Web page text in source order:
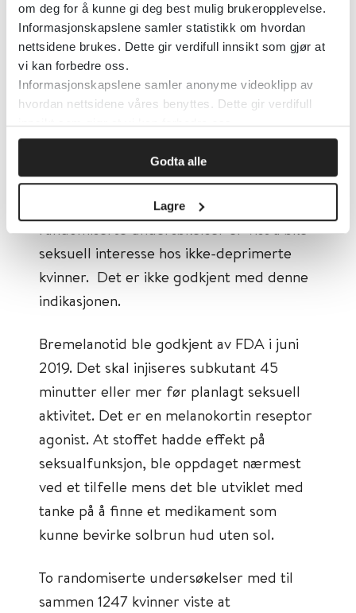
om deg for å kunne gi deg best mulig brukeropplevelse.
Informasjonskapslene samler statistikk om hvordan
nettsidene brukes. Dette gir verdifull innsikt som gjør at
vi kan forbedre oss.
Informasjonskapslene samler anonyme videoklipp av
hvordan nettsidene våres benyttes. Dette gir verdifull
innsikt som gjør at vi kan forbedre oss.
Godta alle
Lagre
seksuallyst var liten, den var statistisk,
men vel neppe klinisk signifikant. Det er
mye bivirkninger, blant dem lavt
blodtrykk og besvimelse, foruten tretthet
– og søvnløshet - sløvhet, fatigue og tørr
munn. Det må ikke brukes sammen med
alkohol og visse legemidler.
Bupropion er et antidepressivum som i to
randomiserte undersøkelser er vist å øke
seksuell interesse hos ikke-deprimerte
kvinner. Det er ikke godkjent med denne
indikasjonen.
Bremelanotid ble godkjent av FDA i juni
2019. Det skal injiseres subkutant 45
minutter eller mer før planlagt seksuell
aktivitet. Det er en melanokortin reseptor
agonist. At stoffet hadde effekt på
seksualfunksjon, ble oppdaget nærmest
ved et tilfelle mens det ble utviklet med
tanke på å finne et medikament som
kunne bevirke solbrun hud uten sol.
To randomiserte undersøkelser med til
sammen 1247 kvinner viste at